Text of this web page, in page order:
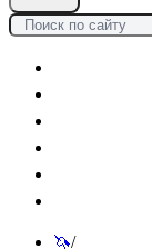
🦄/